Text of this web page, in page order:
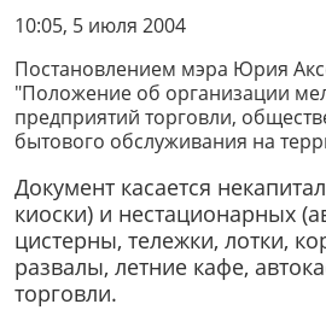
10:05, 5 июля 2004
Постановлением мэра Юрия
"Положение об организации
предприятий торговли,
бытового обслуживания на
Документ касается
киоски) и нестационарных
цистерны, тележки, лотки,
развалы, летние кафе,
торговли.